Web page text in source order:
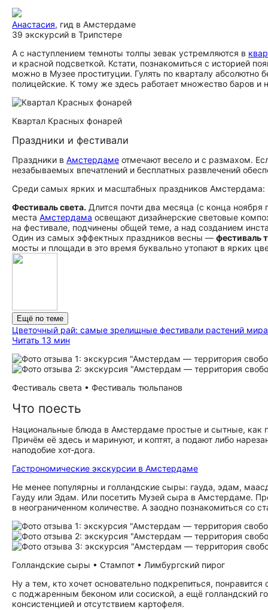
Анастасия, гид в Амстердаме
39 экскурсий в Трипстере
А с наступлением темноты толпы зевак устремляются в
и красной подсветкой. Кстати, познакомиться с историей
можно в Музее проституции. Гулять по кварталу
полицейские. К тому же здесь работает множество баров и
Квартал Красных фонарей
Праздники и фестивали
Праздники в Амстердаме отмечают весело и с размахом.
незабываемых впечатлений и бесплатных развлечений
Среди самых ярких и масштабных праздников Амстердама:
Фестиваль света. Длится почти два месяца (с конца
места Амстердама освещают дизайнерские световые
на фестивале, подчинены общей теме, а над созданием
Один из самых эффектных праздников весны — фестиваль
мосты и площади в это время буквально утопают в ярких
Ещё по теме
Цветочный рай: самые зрелищные фестивали растений мира
Читать 13 мин
Фестиваль света • Фестиваль тюльпанов
Что поесть
Национальные блюда в Амстердаме простые и сытные, как
Причём её здесь и маринуют, и коптят, а подают либо
наподобие хот‑дога.
Гастрономические экскурсии в Амстердаме
Не менее популярны и голландские сыры: гауда, эдам,
Гауду или Эдам. Или посетить Музей сыра в Амстердаме.
в неограниченном количестве. А заодно познакомиться со
Голландские сыры • Стампот • Лимбургский пирог
Ну а тем, кто хочет основательно подкрепиться,
с поджаренным беконом или сосиской, а ещё голландский
консистенцией и отсутствием картофеля.